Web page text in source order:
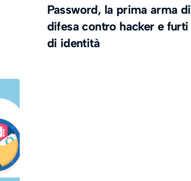
Password, la prima arma di
difesa contro hacker e furti
di identità